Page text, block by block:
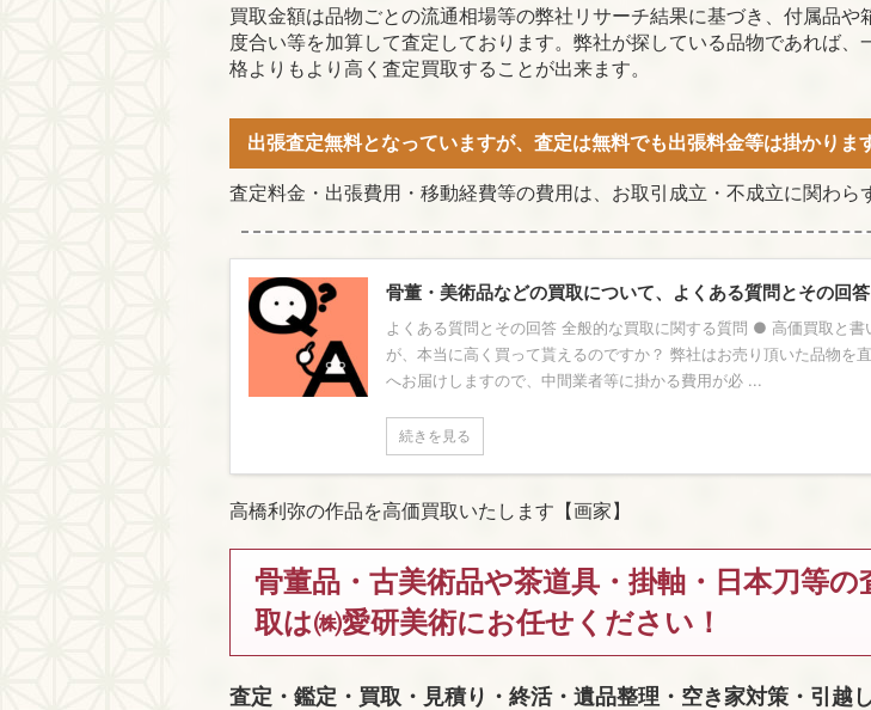
買取金額は品物ごとの流通相場等の弊社リサーチ結果に基づき、付属品や
度合い等を加算して査定しております。弊社が探している品物であれば、
格よりもより高く査定買取することが出来ます。
出張査定無料となっていますが、査定は無料でも出張料金等は掛かりま
査定料金・出張費用・移動経費等の費用は、お取引成立・不成立に関わら
骨董・美術品などの買取について、よくある質問とその回答
よくある質問とその回答 全般的な買取に関する質問 ● 高価買取と書
が、本当に高く買って貰えるのですか？ 弊社はお売り頂いた品物を
へお届けしますので、中間業者等に掛かる費用が必 ...
続きを見る
高橋利弥の作品を高価買取いたします【画家】
骨董品・古美術品や茶道具・掛軸・日本刀等の
取は㈱愛研美術にお任せください！
査定・鑑定・買取・見積り・終活・遺品整理・空き家対策・引越